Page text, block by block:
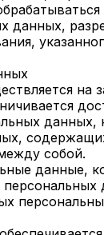
данных,
на
собой.
данные,